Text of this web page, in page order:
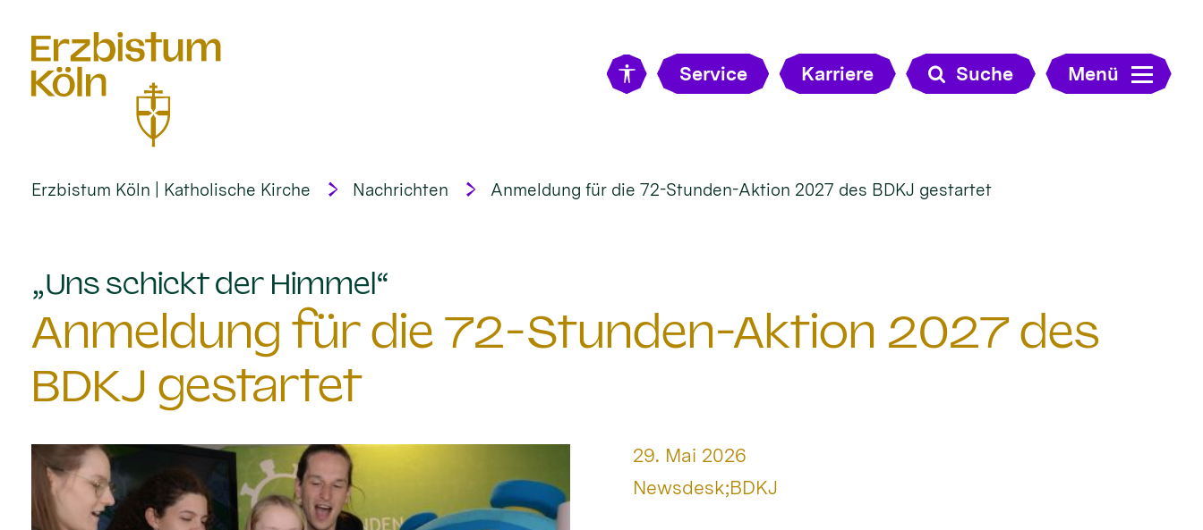
Service Karriere Suche Menü
Erzbistum Köln | Katholische Kirche Nachrichten Anmeldung für die 72-Stunden-Aktion 2027 des BDKJ gestartet
„Uns schickt der Himmel“
Anmeldung für die 72-Stunden-Aktion 2027 des
BDKJ gestartet
Datum:
29. Mai 2026
Von:
Newsdesk;BDKJ